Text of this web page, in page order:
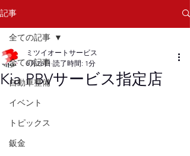
記事
全ての記事
自動車整備
イベント
トピックス
鈑金
全ての記事
Kia PBVサービス指定店
ミツイオートサービス
6月26日 読了時間: 1分